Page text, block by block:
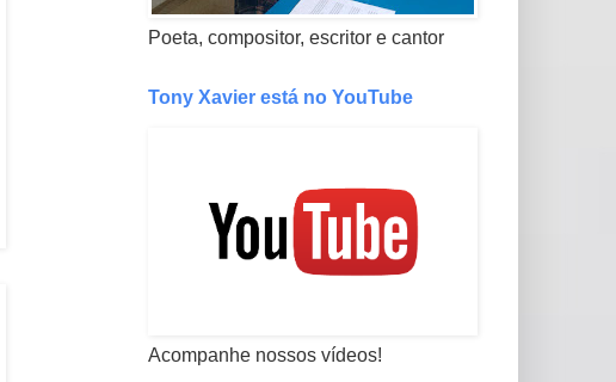
Poeta, compositor, escritor e cantor
Tony Xavier está no YouTube
Acompanhe nossos vídeos!